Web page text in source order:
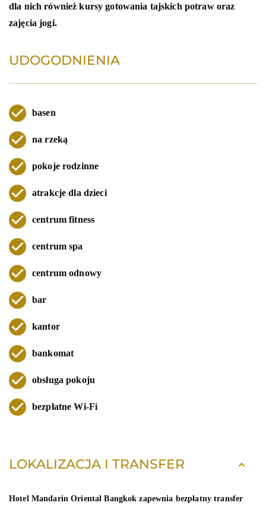
dla nich również kursy gotowania tajskich potraw oraz
zajęcia jogi.
UDOGODNIENIA
basen
na rzeką
pokoje rodzinne
atrakcje dla dzieci
centrum fitness
centrum spa
centrum odnowy
bar
kantor
bankomat
obsługa pokoju
bezpłatne Wi-Fi
LOKALIZACJA I TRANSFER
Hotel Mandarin Oriental Bangkok zapewnia bezpłatny transfer